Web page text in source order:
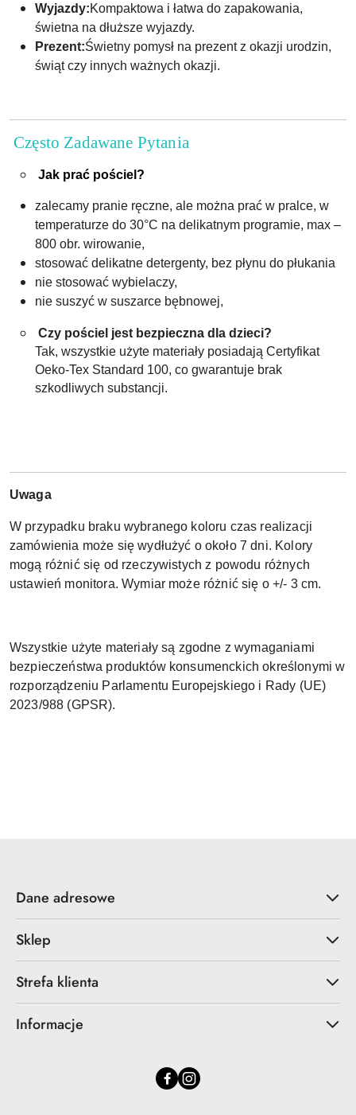
Wyjazdy:Kompaktowa i łatwa do zapakowania,
świetna na dłuższe wyjazdy.
Prezent:Świetny pomysł na prezent z okazji urodzin,
świąt czy innych ważnych okazji.
Często Zadawane Pytania
Jak prać pościel?
zalecamy pranie ręczne, ale można prać w pralce, w
temperaturze do 30°C na delikatnym programie, max –
800 obr. wirowanie,
stosować delikatne detergenty, bez płynu do płukania
nie stosować wybielaczy,
nie suszyć w suszarce bębnowej,
Czy pościel jest bezpieczna dla dzieci?
Tak, wszystkie użyte materiały posiadają Certyfikat
Oeko-Tex Standard 100, co gwarantuje brak
szkodliwych substancji.
Uwaga
W przypadku braku wybranego koloru czas realizacji
zamówienia może się wydłużyć o około 7 dni. Kolory
mogą różnić się od rzeczywistych z powodu różnych
ustawień monitora. Wymiar może różnić się o +/- 3 cm.
Wszystkie użyte materiały są zgodne z wymaganiami
bezpieczeństwa produktów konsumenckich określonymi w
rozporządzeniu Parlamentu Europejskiego i Rady (UE)
2023/988 (GPSR).
Dane adresowe
Sklep
Strefa klienta
Informacje